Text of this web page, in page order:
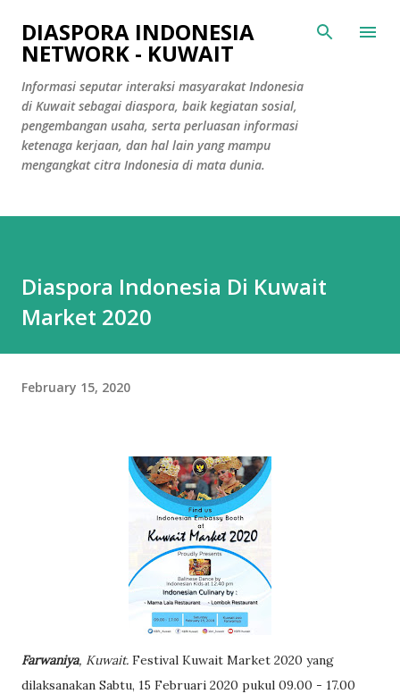
Skip to main content
DIASPORA INDONESIA
NETWORK - KUWAIT
Informasi seputar interaksi masyarakat Indonesia
di Kuwait sebagai diaspora, baik kegiatan sosial,
pengembangan usaha, serta perluasan informasi
ketenaga kerjaan, dan hal lain yang mampu
mengangkat citra Indonesia di mata dunia.
Diaspora Indonesia Di Kuwait
Market 2020
February 15, 2020
Farwaniya, Kuwait. Festival Kuwait Market 2020 yang
dilaksanakan Sabtu, 15 Februari 2020 pukul 09.00 - 17.00